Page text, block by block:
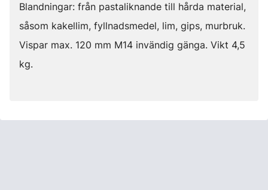
Blandningar: från pastaliknande till hårda material,
såsom kakellim, fyllnadsmedel, lim, gips, murbruk.
Vispar max. 120 mm M14 invändig gänga. Vikt 4,5
kg.